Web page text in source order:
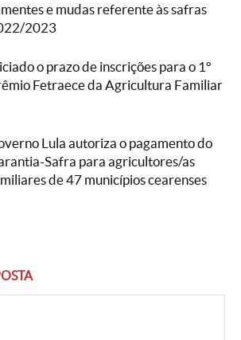
e mudas referente às safras
2023
o prazo de inscrições para o 1º
Fetraece da Agricultura Familiar
Lula autoriza o pagamento do
Safra para agricultores/as
de 47 municípios cearenses